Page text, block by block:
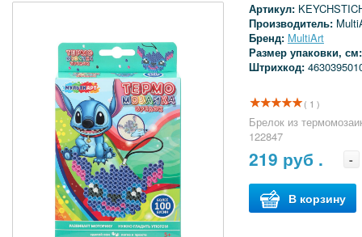
Артикул:
Производитель:
Бренд: MultiArt
Размер упаковки,
Штрихкод:
( 1 )
Брелок из
122847
219 руб . -
В корзину